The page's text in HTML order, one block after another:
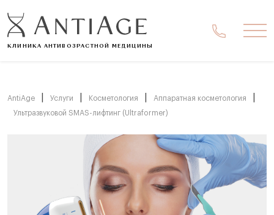
КЛИНИКА АНТИВОЗРАСТНОЙ МЕДИЦИНЫ
AntiAge Услуги Косметология Аппаратная косметология
Ультразвуковой SMAS-лифтинг (Ultraformer)